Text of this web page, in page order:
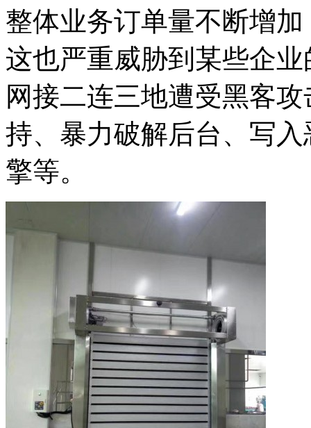
整体业务订单量不断增
这也严重威胁到某些企
网接二连三地遭受黑客
持、暴力破解后台、写
擎等。